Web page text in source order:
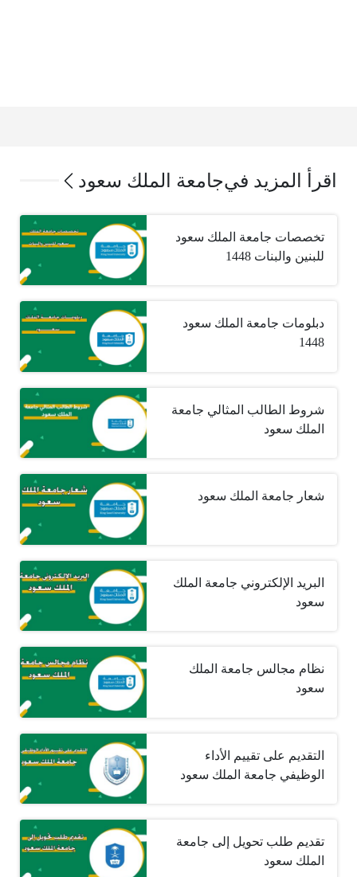
اقرأ المزيد فيجامعة الملك سعود
تخصصات جامعة الملك سعود
للبنين والبنات 1448
دبلومات جامعة الملك سعود
1448
شروط الطالب المثالي جامعة
الملك سعود
شعار جامعة الملك سعود
البريد الإلكتروني جامعة الملك
سعود
نظام مجالس جامعة الملك
سعود
التقديم على تقييم الأداء
الوظيفي جامعة الملك سعود
تقديم طلب تحويل إلى جامعة
الملك سعود